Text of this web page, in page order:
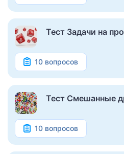
Тест Задачи на
10 вопросов
Тест Смешанные
10 вопросов